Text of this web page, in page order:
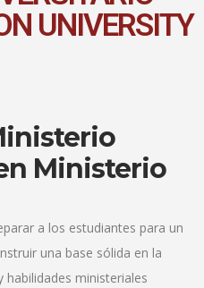
UNIVERSITY
Ministerio
a los estudiantes para un
una base sólida en la
habilidades ministeriales